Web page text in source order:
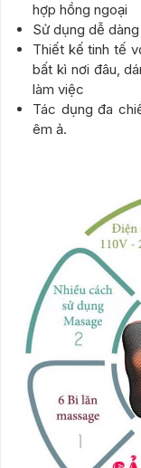
hợp hồng ngoại
Sử dụng dễ
Thiết kế tinh tế
bất kì nơi đâu,
làm việc
Tác dụng đa
êm ả.